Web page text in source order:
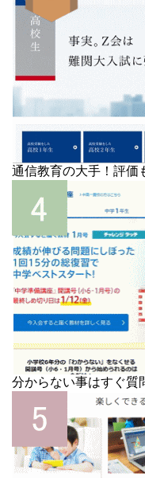
通信教育の大手！評価
分からない事はすぐ質